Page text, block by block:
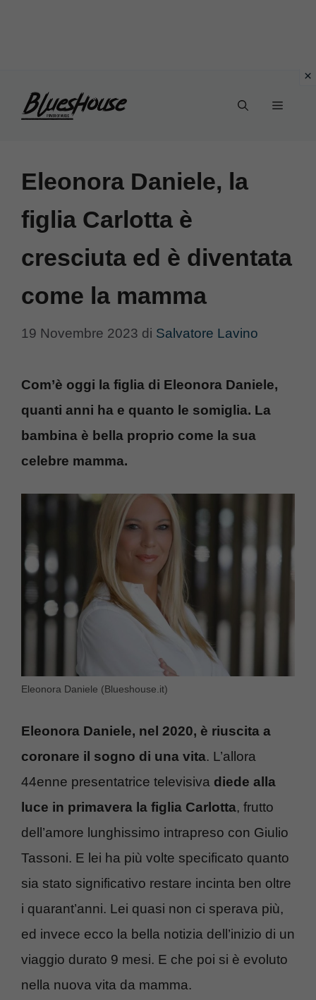
Menu
Eleonora Daniele, la
figlia Carlotta è
cresciuta ed è diventata
come la mamma
19 Novembre 2023 di Salvatore Lavino
Com’è oggi la figlia di Eleonora Daniele,
quanti anni ha e quanto le somiglia. La
bambina è bella proprio come la sua
celebre mamma.
Eleonora Daniele (Blueshouse.it)
Eleonora Daniele, nel 2020, è riuscita a
coronare il sogno di una vita. L’allora
44enne presentatrice televisiva diede alla
luce in primavera la figlia Carlotta, frutto
dell’amore lunghissimo intrapreso con Giulio
Tassoni. E lei ha più volte specificato quanto
sia stato significativo restare incinta ben oltre
i quarant’anni. Lei quasi non ci sperava più,
ed invece ecco la bella notizia dell’inizio di un
viaggio durato 9 mesi. E che poi si è evoluto
nella nuova vita da mamma.